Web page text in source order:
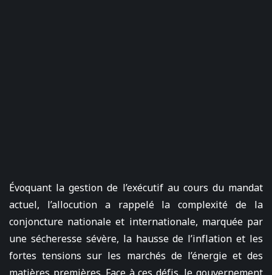
Évoquant la gestion de l’exécutif au cours du mandat
actuel, l’allocution a rappelé la complexité de la
conjoncture nationale et internationale, marquée par
une sécheresse sévère, la hausse de l’inflation et les
fortes tensions sur les marchés de l’énergie et des